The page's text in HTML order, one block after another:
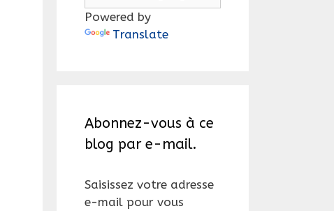
Powered by
Translate
Abonnez-vous à ce
blog par e-mail.
Saisissez votre adresse
e-mail pour vous